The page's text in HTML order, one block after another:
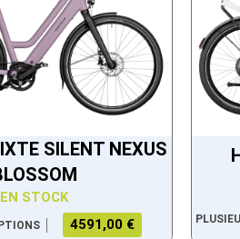
SILENT NEXUS
EN STOCK
4591,00 €